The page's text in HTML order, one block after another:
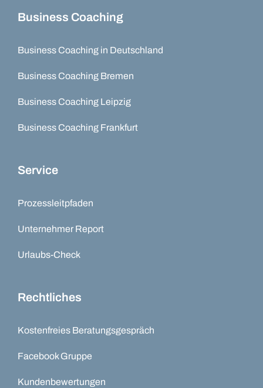
Business Coaching
Business Coaching in Deutschland
Business Coaching Bremen
Business Coaching Leipzig
Business Coaching Frankfurt
Service
Prozessleitpfaden
Unternehmer Report
Urlaubs-Check
Rechtliches
Kostenfreies Beratungsgespräch
Facebook Gruppe
Kundenbewertungen